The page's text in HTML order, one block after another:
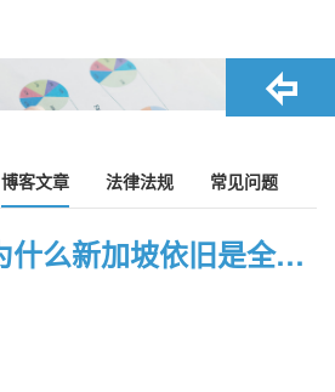
博客文章 法律法规 常见问题
后疫情时代，为什么新加坡依旧是全球最佳的经商国家？